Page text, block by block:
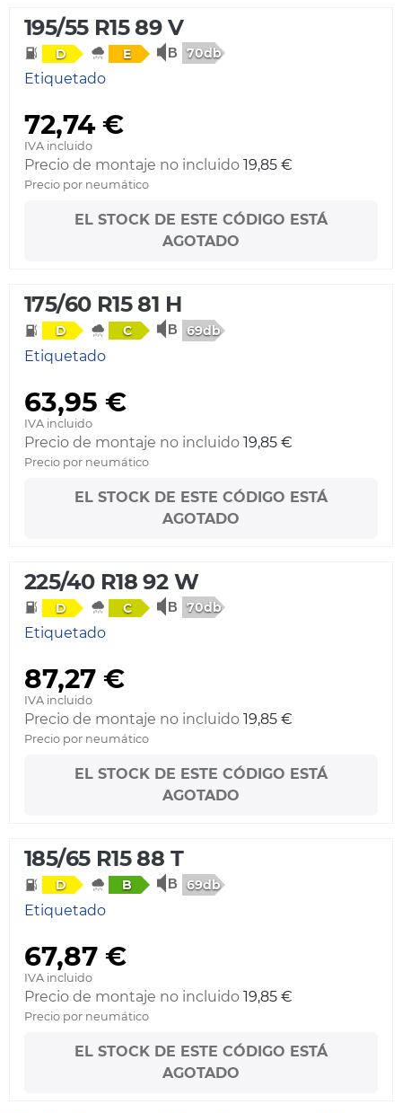
195/55 R15 89 V
D E 70db
Etiquetado
72,74 €
IVA incluido
Precio de montaje no incluido 19,85 €
Precio por neumático
EL STOCK DE ESTE CÓDIGO ESTÁ
AGOTADO
175/60 R15 81 H
D C 69db
Etiquetado
63,95 €
IVA incluido
Precio de montaje no incluido 19,85 €
Precio por neumático
EL STOCK DE ESTE CÓDIGO ESTÁ
AGOTADO
225/40 R18 92 W
D C 70db
Etiquetado
87,27 €
IVA incluido
Precio de montaje no incluido 19,85 €
Precio por neumático
EL STOCK DE ESTE CÓDIGO ESTÁ
AGOTADO
185/65 R15 88 T
D B 69db
Etiquetado
67,87 €
IVA incluido
Precio de montaje no incluido 19,85 €
Precio por neumático
EL STOCK DE ESTE CÓDIGO ESTÁ
AGOTADO